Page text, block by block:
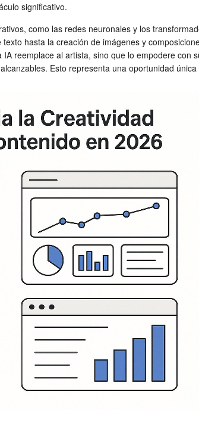
significativo.
como las redes neuronales y los
hasta la creación de imágenes y
reemplace al artista, sino que lo empodere
Esto representa una oportunidad